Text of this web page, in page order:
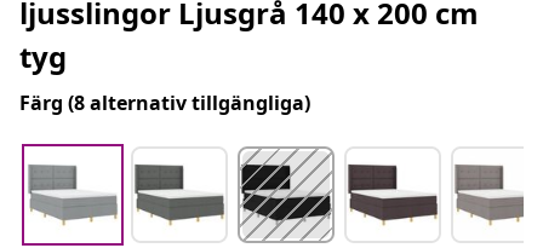
ljusslingor Ljusgrå 140 x 200 cm
tyg
Färg (8 alternativ tillgängliga)